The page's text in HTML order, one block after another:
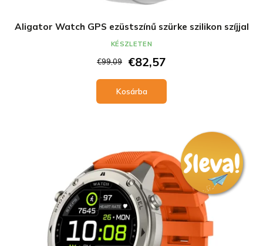
Aligator Watch GPS ezüstszínű szürke szilikon szíjjal
€99,09 €82,57
Kosárba
KÉSZLETEN